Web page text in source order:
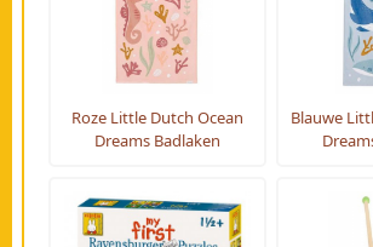
Roze Little Dutch Ocean
Dreams Badlaken
Blauwe